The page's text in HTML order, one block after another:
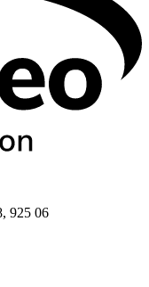
925 06